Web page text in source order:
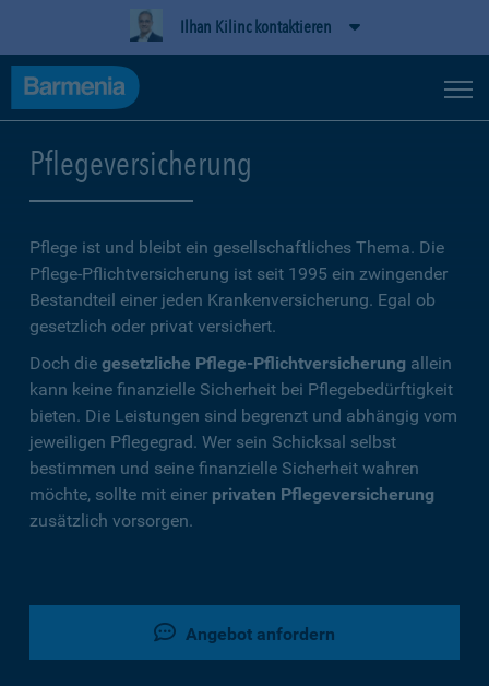
Ilhan Kilinc kontaktieren
Pflegeversicherung
Pflege ist und bleibt ein gesellschaftliches Thema. Die
Pflege-Pflichtversicherung ist seit 1995 ein zwingender
Bestandteil einer jeden Krankenversicherung. Egal ob
gesetzlich oder privat versichert.
Doch die gesetzliche Pflege-Pflichtversicherung allein
kann keine finanzielle Sicherheit bei Pflegebedürftigkeit
bieten. Die Leistungen sind begrenzt und abhängig vom
jeweiligen Pflegegrad. Wer sein Schicksal selbst
bestimmen und seine finanzielle Sicherheit wahren
möchte, sollte mit einer privaten Pflegeversicherung
zusätzlich vorsorgen.
Angebot anfordern